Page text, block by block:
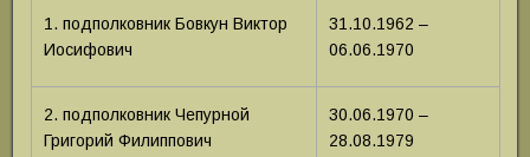
1. подполковник Бовкун Виктор
Иосифович
31.10.1962 –
06.06.1970
2. подполковник Чепурной
Григорий Филиппович
30.06.1970 –
28.08.1979